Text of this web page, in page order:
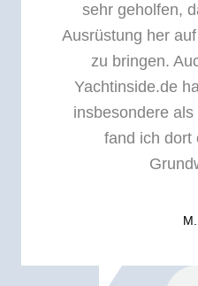
sehr geholfen,
Ausrüstung her
zu bringen.
Yachtinside.de
insbesondere
fand ich dort